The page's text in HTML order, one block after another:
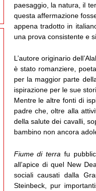
paesaggio, la natura, il
questa affermazione
appena tradotto in
una prova consistente e
L’autore originario
è stato romanziere,
per la maggior parte
ispirazione per le sue
Mentre le altre fonti di
padre che, oltre alla
della salute dei cavalli,
bambino non ancora
Fiume di terra fu
all’apice di quel New
sociali causati dalla
Steinbeck, pur